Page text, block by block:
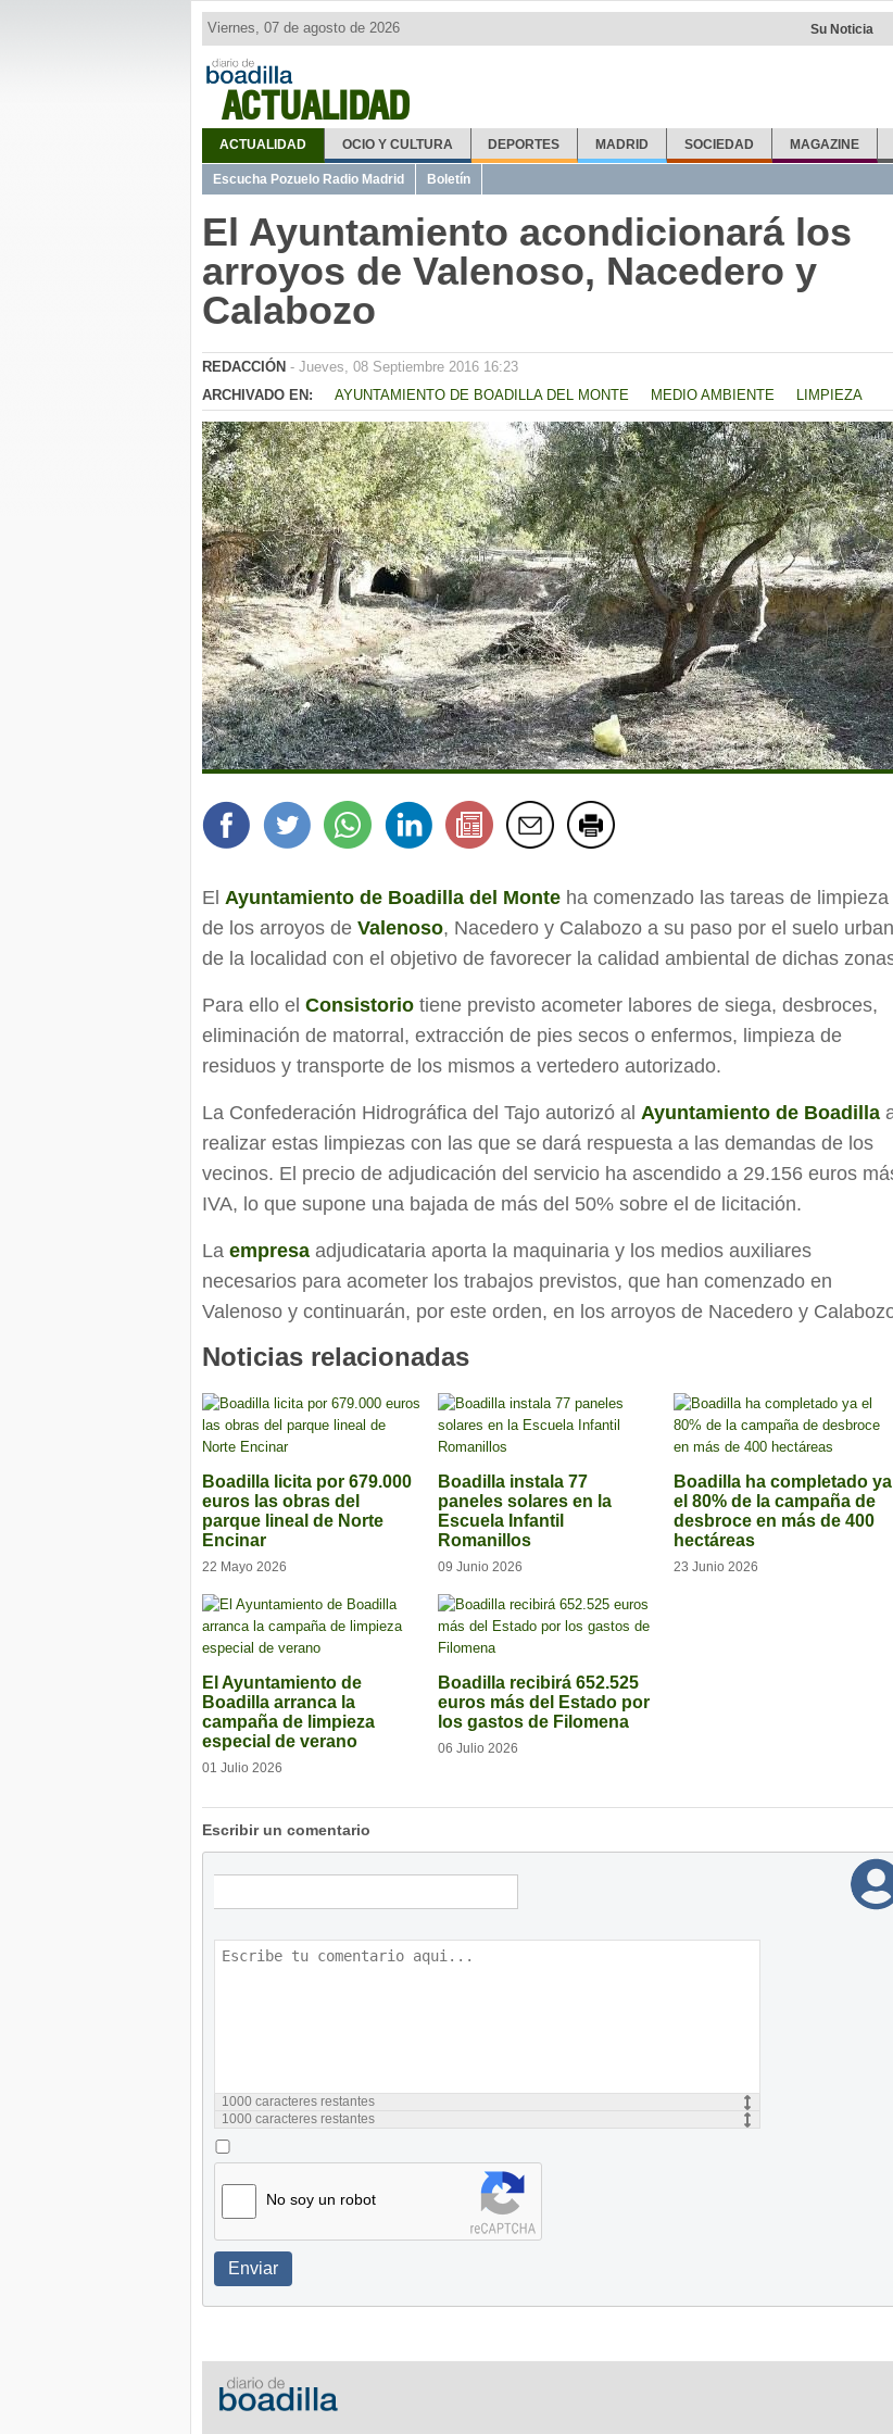
ACTUALIDAD
Viernes, 07 de agosto de 2026 Su Noticia
ACTUALIDAD OCIO Y CULTURA DEPORTES MADRID SOCIEDAD MAGAZINE
Escucha Pozuelo Radio Madrid Boletín
El Ayuntamiento acondicionará los
arroyos de Valenoso, Nacedero y
Calabozo
REDACCIÓN - Jueves, 08 Septiembre 2016 16:23
ARCHIVADO EN:
AYUNTAMIENTO DE BOADILLA DEL MONTE MEDIO AMBIENTE LIMPIEZA
El Ayuntamiento de Boadilla del Monte ha comenzado las tareas de limpieza
de los arroyos de Valenoso, Nacedero y Calabozo a su paso por el suelo
de la localidad con el objetivo de favorecer la calidad ambiental de dichas
Para ello el Consistorio tiene previsto acometer labores de siega, desbroces,
eliminación de matorral, extracción de pies secos o enfermos, limpieza de
residuos y transporte de los mismos a vertedero autorizado.
La Confederación Hidrográfica del Tajo autorizó al Ayuntamiento de Boadilla
realizar estas limpiezas con las que se dará respuesta a las demandas de los
vecinos. El precio de adjudicación del servicio ha ascendido a 29.156 euros
IVA, lo que supone una bajada de más del 50% sobre el de licitación.
La empresa adjudicataria aporta la maquinaria y los medios auxiliares
necesarios para acometer los trabajos previstos, que han comenzado en
Valenoso y continuarán, por este orden, en los arroyos de Nacedero y
Noticias relacionadas
Boadilla licita por 679.000
euros las obras del
parque lineal de Norte
Encinar
22 Mayo 2026
Boadilla instala 77
paneles solares en la
Escuela Infantil
Romanillos
09 Junio 2026
Boadilla ha completado ya
el 80% de la campaña de
desbroce en más de 400
hectáreas
23 Junio 2026
El Ayuntamiento de
Boadilla arranca la
campaña de limpieza
especial de verano
01 Julio 2026
Boadilla recibirá 652.525
euros más del Estado por
los gastos de Filomena
06 Julio 2026
Escribir un comentario
1000 caracteres restantes
1000 caracteres restantes
No soy un robot
Enviar